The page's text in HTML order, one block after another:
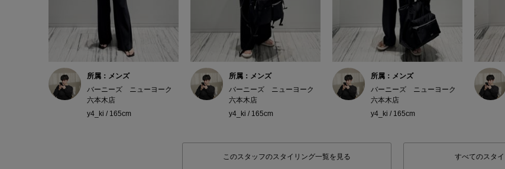
所属：メンズ
バーニーズ ニューヨーク
六本木店
y4_ki / 165cm
所属：メンズ
バーニーズ ニューヨーク
六本木店
y4_ki / 165cm
所属：メンズ
バーニーズ ニューヨーク
六本木店
y4_ki / 165cm
このスタッフのスタイリング一覧を見る すべてのスタ